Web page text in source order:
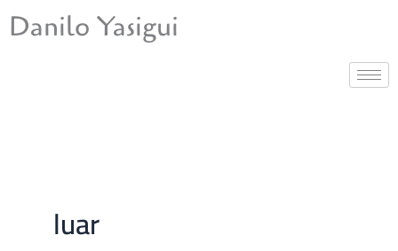
para
Danilo Yasigui
luar